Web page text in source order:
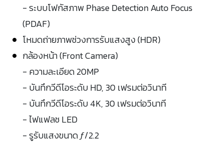
- ระบบโฟกัสภาพ Phase Detection Auto Focus
(PDAF)
โหมดถ่ายภาพช่วงการรับแสงสูง (HDR)
กล้องหน้า (Front Camera)
- ความละเอียด 20MP
- บันทึกวีดีโอระดับ HD, 30 เฟรมต่อวินาที
- บันทึกวีดีโอระดับ 4K, 30 เฟรมต่อวินาที
- ไฟแฟลช LED
- รูรับแสงขนาด ƒ/2.2